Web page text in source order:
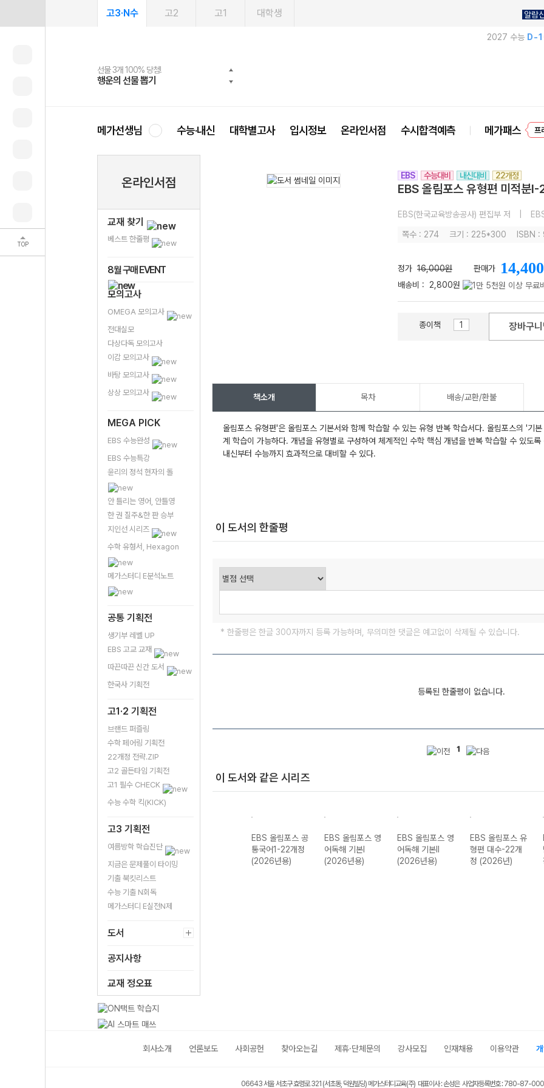
TOP
고3·N수 고2 고1 대학생 알람
2027 수능 D-
선물 3개 100% 당첨!
행운의 선물 뽑기
선물 100% 증정!
메가스터디 X 올리브
여름방학 스터디 캐시백
메가런 썸머스쿨
2027 러셀 단과
강사 공개선발
스마트러닝앱
설문 EVENT
메가패스
3일 무료 체험권
메가패스 수강생 무료혜택!
메가클럽 멤버십
사회공헌 캠페인
희망이룸 메가나눔
메가선생님 수능·내신 대학별고사 입시정보 온라인서점 수시합격예측 메가패스
프
온라인서점
교재 찾기
베스트 한줄평
8월 구매 EVENT
모의고사
OMEGA 모의고사
전대실모
다상다독 모의고사
이감 모의고사
바탕 모의고사
상상 모의고사
MEGA PICK
EBS 수능완성
EBS 수능특강
윤리의 정석 현자의 돌
안 틀리는 영어, 안틀영
한 권 질주&한 판 승부
지인선 시리즈
수학 유형서, Hexagon
메가스터디 E분석노트
공통 기획전
생기부 레벨 UP
EBS 고교 교재
따끈따끈 신간 도서
한국사 기획전
고1·2 기획전
브랜드 퍼즐링
수학 페어링 기획전
22개정 전략.ZIP
고2 골든타임 기획전
고1 필수 CHECK
수능 수학 킥(KICK)
고3 기획전
여름방학 학습진단
지금은 문제풀이 타이밍
기출 북킷리스트
수능 기출 N회독
메가스터디 E실전N제
도서
공지사항
교재 정오표
EBS 수능대비 내신대비 22개정
EBS 올림포스 유형편 미적
EBS(한국교육방송공사) 편집부 저
쪽수 : 274 크기 : 225*300 ISBN
정가 16,000원 판매가 14,400
배송비 : 2,800원
종이책 장바구니
책소개 목차 배송/교환/환불
올림포스 유형편'은 올림포스 기본서와 함께 학습할 수 있는 유형 반복 학습서다. 올림포스의 '기
계 학습이 가능하다. 개념을 유형별로 구성하여 체계적인 수학 핵심 개념을 반복 학습할 수 있도
내신부터 수능까지 효과적으로 대비할 수 있다.
이 도서의 한줄평
* 한줄평은 한글 300자까지 등록 가능하며, 무의미한 댓글은 예고없이 삭제될 수 있습니다.
등록된 한줄평이 없습니다.
1
이 도서와 같은 시리즈
급영어독해 영미
문학 읽기-22개
정 (2026년용)
통국어2-22개정
EBS 올림포스 공
통국어1-22개정
(2026년용)
EBS 올림포스 영
어독해 기본I
(2026년용)
EBS 올림포스 영
어독해 기본II
(2026년용)
EBS 올림포스 유
형편 대수-22개
정 (2026년)
회사소개 언론보도 사회공헌 찾아오는길 제휴·단체문의 강사모집 인재채용 이용약관
06643 서울 서초구 효령로 321 (서초동, 덕원빌딩) 메가스터디교육(주) 대표이사 : 손성은 사업자등록번호 : 780-87-